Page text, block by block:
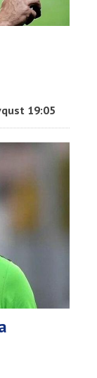
19:05